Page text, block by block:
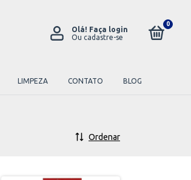
Olá! Faça login
Ou cadastre-se
0
LIMPEZA CONTATO BLOG
Ordenar